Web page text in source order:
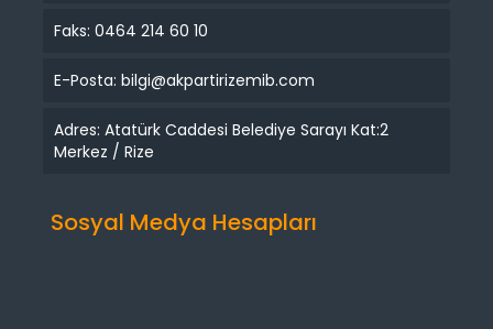
Faks: 0464 214 60 10
E-Posta: bilgi@akpartirizemib.com
Adres: Atatürk Caddesi Belediye Sarayı Kat:2
Merkez / Rize
Sosyal Medya Hesapları